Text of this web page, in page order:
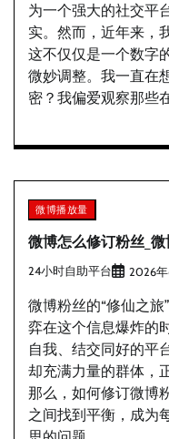
为一个强大的社交平
实。然而，近年来，
这不仅仅是一个数字
微妙调整。我一直在
密？我偏爱观察那些
微博播放量
微博怎么修订粉丝_
24小时自助平台 2026年
微博粉丝的“修仙之
弈在这个信息爆炸的
自我、结交同好的平
却充满力量的群体，
那么，如何修订微博
之间找到平衡，成为